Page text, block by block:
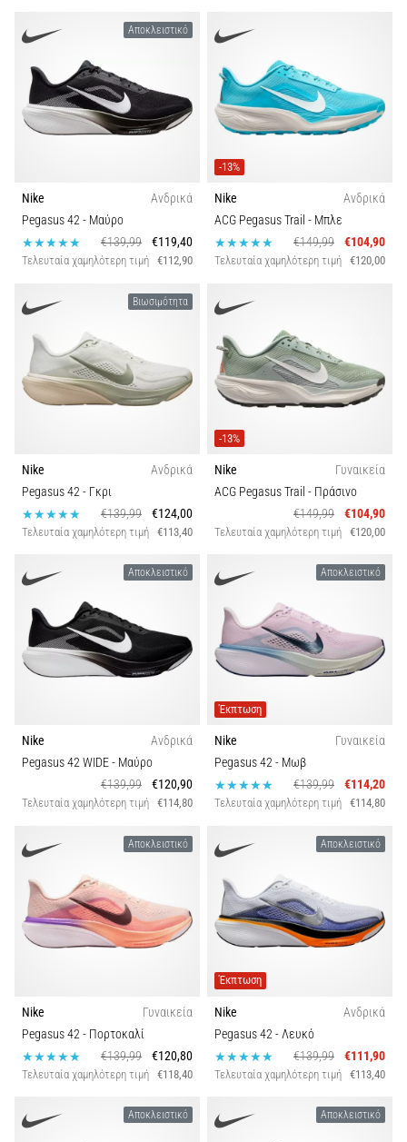
Αποκλειστικό
Nike
Ανδρικά
Pegasus 42- Μαύρο
€139,99
€119,40
Τελευταία χαμηλότερη τιμή €112,90
-13%
Nike
Ανδρικά
ACG Pegasus Trail - Μπλε
€149,99
€104,90
Τελευταία χαμηλότερη τιμή €120,00
Βιωσιμότητα
Nike
Ανδρικά
Pegasus 42- Γκρι
€139,99
€124,00
Τελευταία χαμηλότερη τιμή €113,40
-13%
Nike
Γυναικεία
ACG Pegasus Trail - Πράσινο
€149,99
€104,90
Τελευταία χαμηλότερη τιμή €120,00
Αποκλειστικό
Nike
Ανδρικά
Pegasus 42 WIDE- Μαύρο
€139,99
€120,90
Τελευταία χαμηλότερη τιμή €114,80
Αποκλειστικό
Έκπτωση
Nike
Γυναικεία
Pegasus 42- Μωβ
€139,99
€114,20
Τελευταία χαμηλότερη τιμή €114,80
Αποκλειστικό
Nike
Γυναικεία
Pegasus 42- Πορτοκαλί
€139,99
€120,80
Τελευταία χαμηλότερη τιμή €118,40
Αποκλειστικό
Έκπτωση
Nike
Ανδρικά
Pegasus 42- Λευκό
€139,99
€111,90
Τελευταία χαμηλότερη τιμή €113,40
Αποκλειστικό Αποκλειστικό